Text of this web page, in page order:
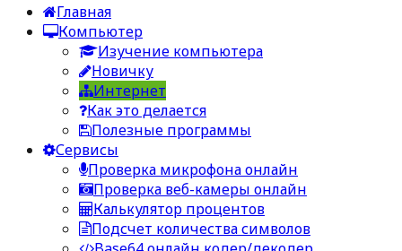
Главная
Компьютер
Изучение компьютера
Новичку
Интернет
Как это делается
Полезные программы
Сервисы
Проверка микрофона онлайн
Проверка веб-камеры онлайн
Калькулятор процентов
Подсчет количества символов